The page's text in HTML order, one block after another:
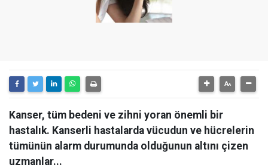
Kanser, tüm bedeni ve zihni yoran önemli bir
hastalık. Kanserli hastalarda vücudun ve hücrelerin
tümünün alarm durumunda olduğunun altını çizen
uzmanlar...